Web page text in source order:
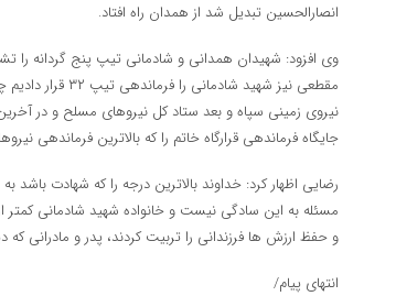
انصارالحسین تبدیل شد از همدان راه افتاد.
وی افزود: شهیدان همدانی و شادمانی تیپ پنج گردانه را
مقطعی نیز شهید
نیروی زمینی سپاه و بعد ستاد کل نیروهای مسلح و در
جایگاه فرماندهی قرارگاه خاتم را که بالاترین
رضایی اظهار کرد: خداوند بالاترین درجه را که شهادت
مسئله به این سادگی نیست و خانواده شهید شادمانی
و حفظ ارزش ها فرزندانی را تربیت کردند، پدر و مادرانی
انتهای پیام/